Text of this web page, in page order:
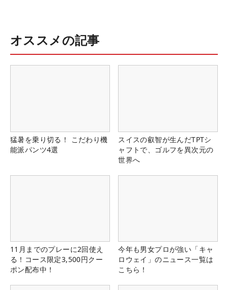
オススメの記事
猛暑を乗り切る！ こだわり機
能派パンツ4選
スイスの叡智が生んだTPTシ
ャフトで、ゴルフを異次元の
世界へ
11月までのプレーに2回使え
る！コース限定3,500円クー
ポン配布中！
今年も男女プロが強い「キャ
ロウェイ」のニュース一覧は
こちら！